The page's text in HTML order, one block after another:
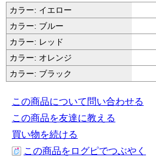
カラー: イエロー
カラー: ブルー
カラー: レッド
カラー: オレンジ
カラー: ブラック
この商品について問い合わせる
この商品を友達に教える
買い物を続ける
この商品をログピでつぶやく